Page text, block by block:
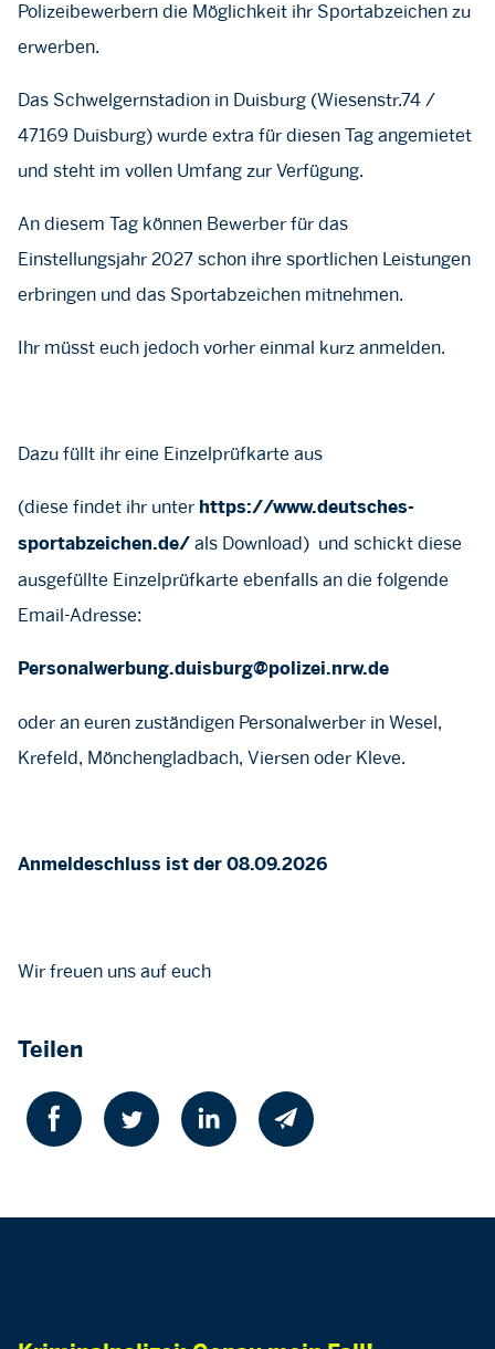
Polizeibewerbern die Möglichkeit ihr Sportabzeichen zu
erwerben.
Das Schwelgernstadion in Duisburg (Wiesenstr.74 /
47169 Duisburg) wurde extra für diesen Tag angemietet
und steht im vollen Umfang zur Verfügung.
An diesem Tag können Bewerber für das
Einstellungsjahr 2027 schon ihre sportlichen Leistungen
erbringen und das Sportabzeichen mitnehmen.
Ihr müsst euch jedoch vorher einmal kurz anmelden.
Dazu füllt ihr eine Einzelprüfkarte aus
(diese findet ihr unter https://www.deutsches-
sportabzeichen.de/ als Download) und schickt diese
ausgefüllte Einzelprüfkarte ebenfalls an die folgende
Email-Adresse:
Personalwerbung.duisburg@polizei.nrw.de
oder an euren zuständigen Personalwerber in Wesel,
Krefeld, Mönchengladbach, Viersen oder Kleve.
Anmeldeschluss ist der 08.09.2026
Wir freuen uns auf euch
Teilen